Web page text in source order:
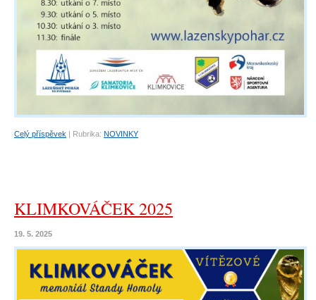
Celý příspěvek | Rubrika: NOVINKY
KLIMKOVÁČEK 2025
19. 5. 2025